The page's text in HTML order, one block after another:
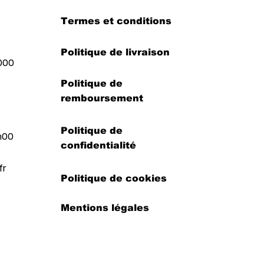
Termes et conditions
Politique de livraison
Politique de
remboursement
Politique de
confidentialité
Politique de cookies
Mentions légales